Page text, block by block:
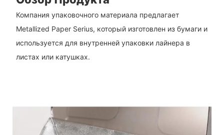
Компания упаковочного материала предлагает
Metallized Paper Serius, который изготовлен из бумаги и
используется для внутренней упаковки лайнера в
листах или катушках.